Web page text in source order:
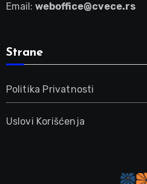
Email: weboffice@cvece.rs
Strane
Politika Privatnosti
Uslovi Korišćenja